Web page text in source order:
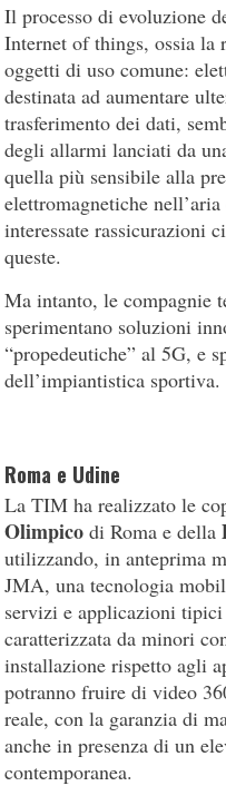
Il processo di evoluzione
Internet of things, ossia la
oggetti di uso comune:
destinata ad aumentare
trasferimento dei dati,
degli allarmi lanciati da
quella più sensibile alla
elettromagnetiche
interessate rassicurazioni
queste.
Ma intanto, le compagnie
sperimentano soluzioni
“propedeutiche” al 5G, e
dell’impiantistica sportiva.
Roma e Udine
La TIM ha realizzato le
Olimpicodi Roma e della
utilizzando, in anteprima
JMA, una tecnologia
servizi e applicazioni
caratterizzata da minori
installazione rispetto agli
potranno fruire di video
reale, con la garanzia di
anche in presenza di un
contemporanea.